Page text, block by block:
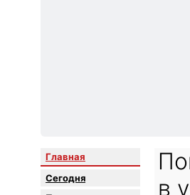
Главная
Сегодня
в